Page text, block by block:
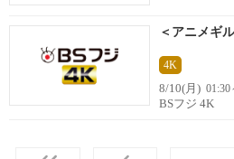
＜アニメギ
4K
8/10(月) 01:30
BSフジ 4K